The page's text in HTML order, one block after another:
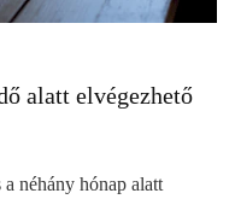
alatt elvégezhető
néhány hónap alatt